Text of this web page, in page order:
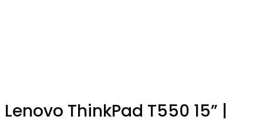
Lenovo ThinkPad T550 15” |